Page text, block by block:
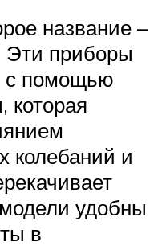
название –
приборы
с помощью
которая
колебаний и
удобны
в